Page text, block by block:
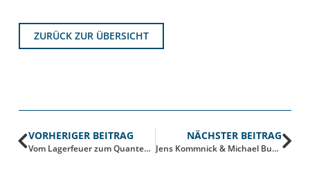
ZURÜCK ZUR ÜBERSICHT
VORHERIGER BEITRAG
Vom Lagerfeuer zum Quantenlicht
NÄCHSTER BEITRAG
Jens Kommnick & Michael Busch